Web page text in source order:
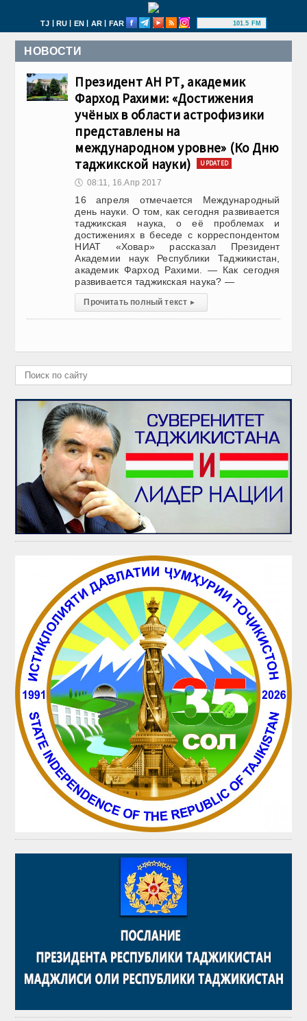
TJ | RU | EN | AR | FAR 101.5 FM
НОВОСТИ
Президент АН РТ, академик
Фарход Рахими: «Достижения
учёных в области астрофизики
представлены на
международном уровне» (Ко Дню
таджикской науки)
UPDATED
🕔 08:11, 16.Апр 2017
16 апреля отмечается Международный
день науки. О том, как сегодня развивается
таджикская наука, о её проблемах и
достижениях в беседе с корреспондентом
НИАТ «Ховар» рассказал Президент
Академии наук Республики Таджикистан,
академик Фарход Рахими. — Как сегодня
развивается таджикская наука? —
Прочитать полный текст ▸